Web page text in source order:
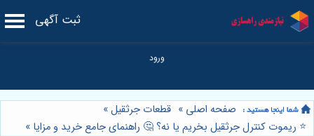
ثبت آگهی
صفحه اصلی » قطعات جرثقیل»
⭐️ ریموت کنترل جرثقیل بخریم یا نه؟ 🤔 راهنمای جامع خرید و مزایا »